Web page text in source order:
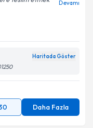
Devamı
Haritada Göster
Daha Fazla